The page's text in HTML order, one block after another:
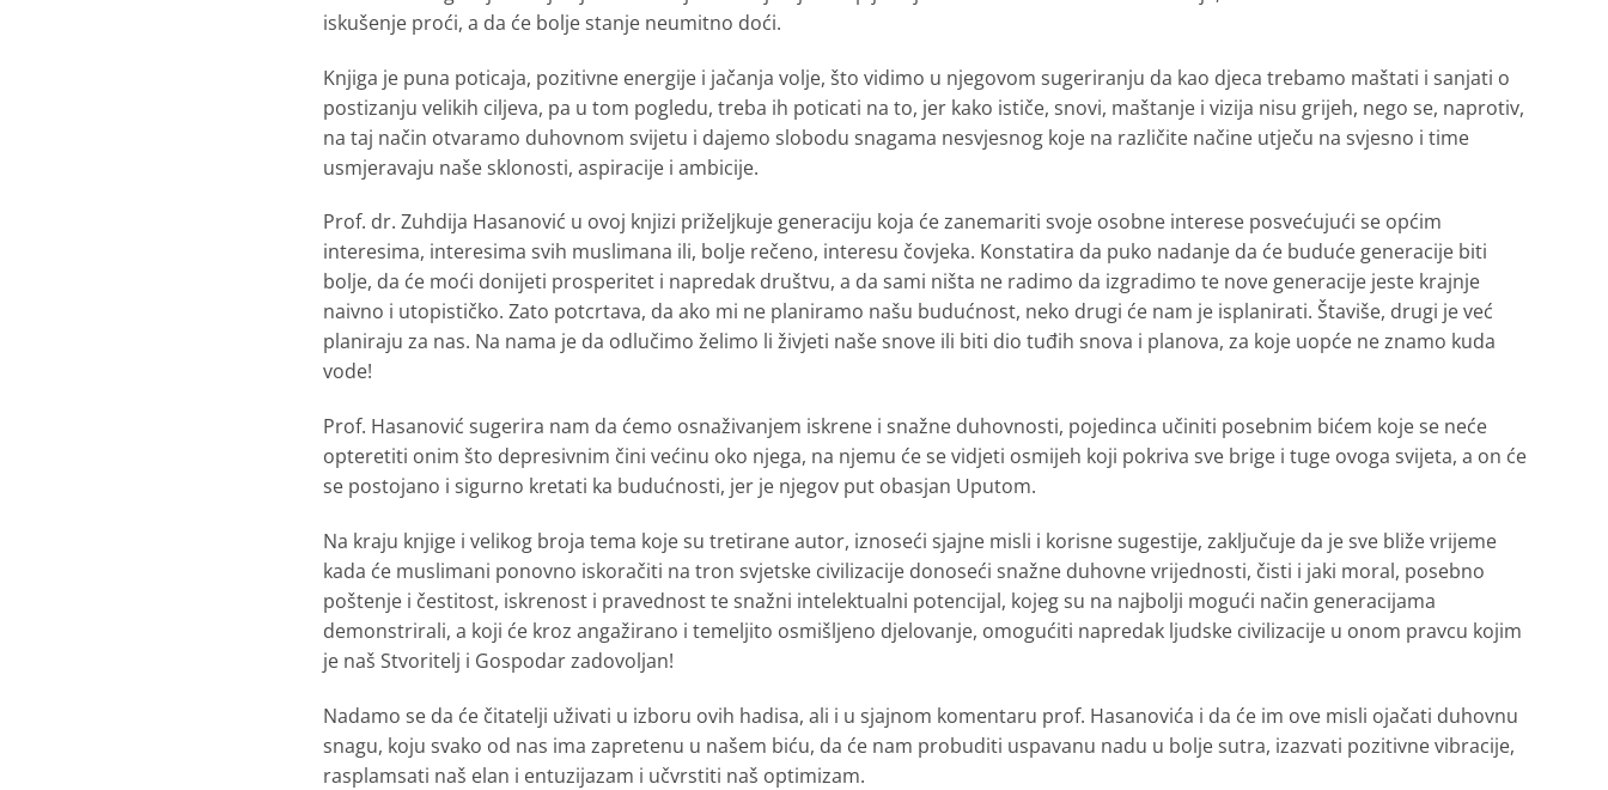
iskušenje proći, a da će bolje stanje neumitno doći.
Knjiga je puna poticaja, pozitivne energije i jačanja volje, što vidimo u njegovom sugeriranju da kao djeca trebamo maštati i sanjati o
postizanju velikih ciljeva, pa u tom pogledu, treba ih poticati na to, jer kako ističe, snovi, maštanje i vizija nisu grijeh, nego se, naprotiv,
na taj način otvaramo duhovnom svijetu i dajemo slobodu snagama nesvjesnog koje na različite načine utječu na svjesno i time
usmjeravaju naše sklonosti, aspiracije i ambicije.
Prof. dr. Zuhdija Hasanović u ovoj knjizi priželjkuje generaciju koja će zanemariti svoje osobne interese posvećujući se općim
interesima, interesima svih muslimana ili, bolje rečeno, interesu čovjeka. Konstatira da puko nadanje da će buduće generacije biti
bolje, da će moći donijeti prosperitet i napredak društvu, a da sami ništa ne radimo da izgradimo te nove generacije jeste krajnje
naivno i utopističko. Zato potcrtava, da ako mi ne planiramo našu budućnost, neko drugi će nam je isplanirati. Štaviše, drugi je već
planiraju za nas. Na nama je da odlučimo želimo li živjeti naše snove ili biti dio tuđih snova i planova, za koje uopće ne znamo kuda
vode!
Prof. Hasanović sugerira nam da ćemo osnaživanjem iskrene i snažne duhovnosti, pojedinca učiniti posebnim bićem koje se neće
opteretiti onim što depresivnim čini većinu oko njega, na njemu će se vidjeti osmijeh koji pokriva sve brige i tuge ovoga svijeta, a on će
se postojano i sigurno kretati ka budućnosti, jer je njegov put obasjan Uputom.
Na kraju knjige i velikog broja tema koje su tretirane autor, iznoseći sjajne misli i korisne sugestije, zaključuje da je sve bliže vrijeme
kada će muslimani ponovno iskoračiti na tron svjetske civilizacije donoseći snažne duhovne vrijednosti, čisti i jaki moral, posebno
poštenje i čestitost, iskrenost i pravednost te snažni intelektualni potencijal, kojeg su na najbolji mogući način generacijama
demonstrirali, a koji će kroz angažirano i temeljito osmišljeno djelovanje, omogućiti napredak ljudske civilizacije u onom pravcu kojim
je naš Stvoritelj i Gospodar zadovoljan!
Nadamo se da će čitatelji uživati u izboru ovih hadisa, ali i u sjajnom komentaru prof. Hasanovića i da će im ove misli ojačati duhovnu
snagu, koju svako od nas ima zapretenu u našem biću, da će nam probuditi uspavanu nadu u bolje sutra, izazvati pozitivne vibracije,
rasplamsati naš elan i entuzijazam i učvrstiti naš optimizam.